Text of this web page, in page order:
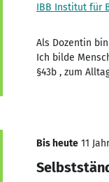
IBB Institut für
Als Dozentin
Ich bilde
§43b , zum
Bis heute 11